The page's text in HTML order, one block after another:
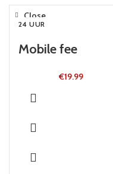
24 UUR
Close
Mobile fee
€19.99